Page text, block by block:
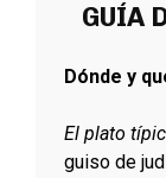
GUÍA
Dónde y
El plato
guiso de